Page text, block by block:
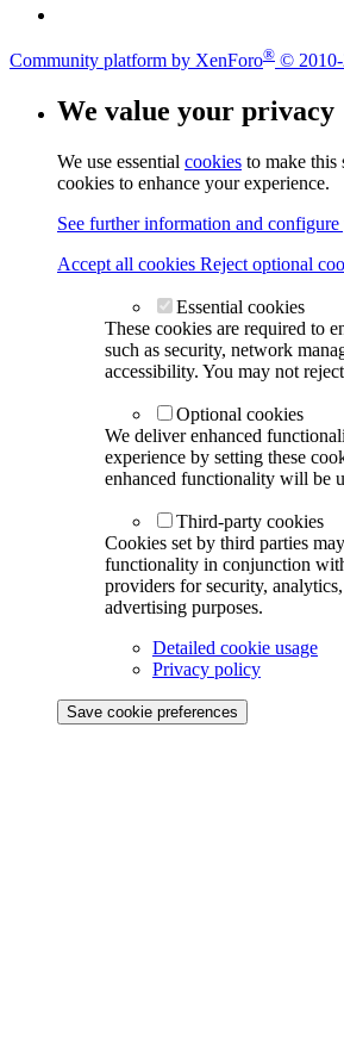
Community platform by XenForo® ©
We value your privacy
We use essential cookies to make this
cookies to enhance your experience.
See further information and configure
Accept all cookies Reject optional
Essential cookies
These cookies are required to
such as security, network
accessibility. You may not
Optional cookies
We deliver enhanced
experience by setting these
enhanced functionality will be
Third-party cookies
Cookies set by third parties
functionality in conjunction
providers for security,
advertising purposes.
Detailed cookie usage
Privacy policy
Save cookie preferences